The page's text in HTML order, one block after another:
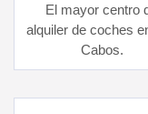
El mayor centro
alquiler de coches
Cabos.